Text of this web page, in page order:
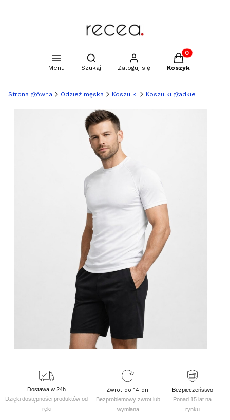
Menu
Otwórz wyszukiwarkę
Szukaj Zaloguj się
Produkty w
Koszyk
Strona główna Odzież męska Koszulki Koszulki gładkie
Dostawa w 24h
Dzięki dostępności produktów od
ręki
Zwrot do 14 dni
Bezproblemowy zwrot lub
wymiana
Bezpieczeństwo
Ponad 15 lat na
rynku